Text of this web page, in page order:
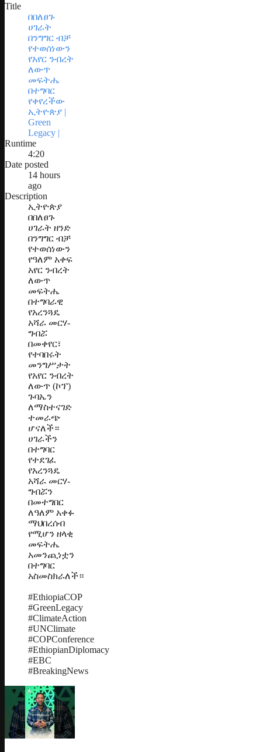
Title
በበለፀጉ
ሀገራት
በንግግር ብቻ
የተወሰነውን
የአየር ንብረት
ለውጥ
መፍትሔ
በተግባር
የቀየረችው
ኢትዮጵያ |
Green
Legacy |
Runtime
4:20
Date posted
14 hours
ago
Description
ኢትዮጵያ
በበለፀጉ
ሀገራት ዘንድ
በንግግር ብቻ
የተወሰነውን
የዓለም አቀፍ
አየር ንብረት
ለውጥ
መፍትሔ
በተግባራዊ
የአረንጓዴ
አሻራ መርሃ-
ግብሯ
በመቀየር፣
የተባበሩት
መንግሥታት
የአየር ንብረት
ለውጥ (ኮፕ)
ጉባኤን
ለማስተናገድ
ተመራጭ
ሆናለች።
ሀገራችን
በተግባር
የተደገፈ
የአረንጓዴ
አሻራ መርሃ-
ግብሯን
በመተግበር
ለዓለም አቀፉ
ማህበረሰብ
የሚሆን ዘላቂ
መፍትሔ
አመንጪነቷን
በተግባር
አስመስክራለች።
#EthiopiaCOP
#GreenLegacy
#ClimateAction
#UNClimate
#COPConference
#EthiopianDiplomacy
#EBC
#BreakingNews